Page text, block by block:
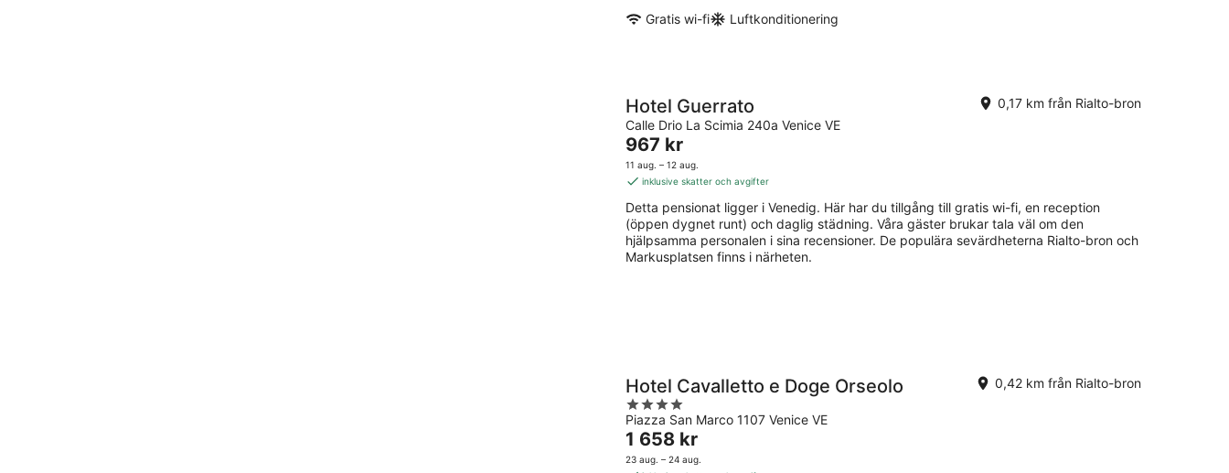
Gratis wi-fi
Luftkonditionering
Hotel Guerrato
Calle Drio La Scimia 240a Venice VE
0,17 km från Rialto-bron
Priset
är
967 kr
natt
967 kr
11 aug. – 12 aug.
inklusive skatter och avgifter
Detta pensionat ligger i Venedig. Här har du tillgång till gratis wi-fi, en reception
(öppen dygnet runt) och daglig städning. Våra gäster brukar tala väl om den
hjälpsamma personalen i sina recensioner. De populära sevärdheterna Rialto-bron och
Markusplatsen finns i närheten.
Hotel Cavalletto e Doge Orseolo
4
out
of
5
Piazza San Marco 1107 Venice VE
0,42 km från Rialto-bron
Priset
är
1 658 kr
23 aug. – 24 aug.